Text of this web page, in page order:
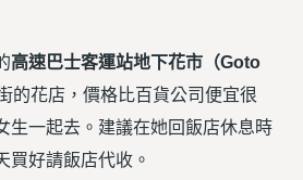
高速巴士客運站地下花市（Goto
的花店，價格比百貨公司便宜很
生一起去。建議在她回飯店休息時
買好請飯店代收。